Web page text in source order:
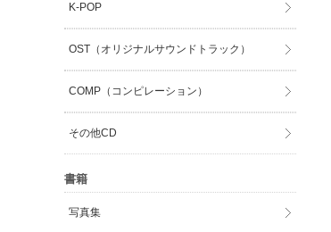
K-POP
OST（オリジナルサウンドトラック）
COMP（コンピレーション）
その他CD
書籍
写真集